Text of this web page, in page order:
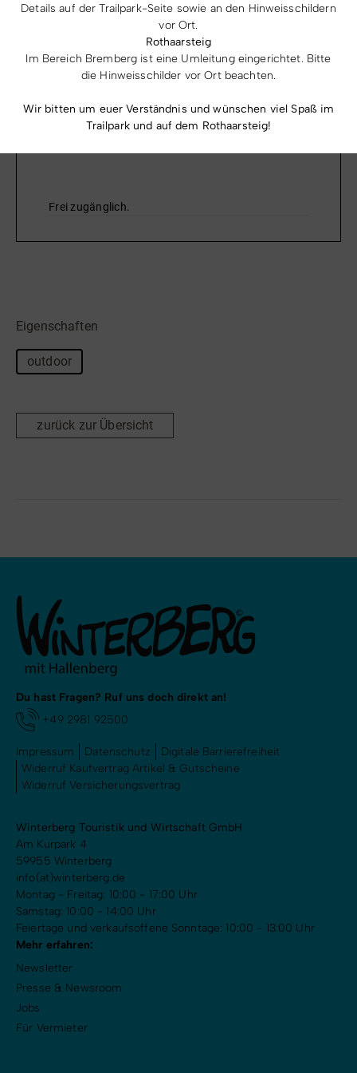
Details auf der Trailpark-Seite sowie an den Hinweisschildern
vor Ort.
Rothaarsteig
Im Bereich Bremberg ist eine Umleitung eingerichtet. Bitte
die Hinweisschilder vor Ort beachten.
Wir bitten um euer Verständnis und wünschen viel Spaß im
Trailpark und auf dem Rothaarsteig!
Seilbahn, Sandkasten, 2-fach Schaukel, Balkenwippe,
Hangelaufgang, Rutsche, Klettersechseck und
Sitzmöglichkeiten.
Preise & Leistungen
Frei zugänglich.
Eigenschaften
outdoor
zurück zur Übersicht
Du hast Fragen? Ruf uns doch direkt an!
+49 2981 92500
Impressum Datenschutz
Digitale Barrierefreiheit
Widerruf Kaufvertrag Artikel & Gutscheine
Widerruf Versicherungsvertrag
Winterberg Touristik und Wirtschaft GmbH
Am Kurpark 4
59955 Winterberg
info(at)winterberg.de
Montag - Freitag: 10:00 - 17:00 Uhr
Samstag: 10:00 - 14:00 Uhr
Feiertage und verkaufsoffene Sonntage: 10:00 - 13:00 Uhr
Mehr erfahren:
Newsletter
Presse & Newsroom
Jobs
Für Vermieter